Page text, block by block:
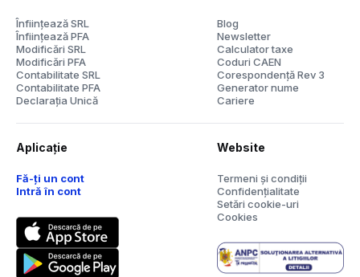
Înființează SRL
Înființează PFA
Modificări SRL
Modificări PFA
Contabilitate SRL
Contabilitate PFA
Declarația Unică
Blog
Newsletter
Calculator taxe
Coduri CAEN
Corespondență Rev 3
Generator nume
Cariere
Aplicație
Fă-ți un cont
Intră în cont
Website
Termeni și condiții
Confidențialitate
Setări cookie-uri
Cookies